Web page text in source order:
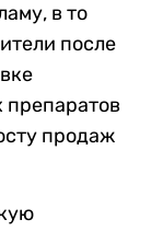
в то
после
продаж